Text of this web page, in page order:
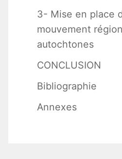
3- Mise en place
mouvement
autochtones
CONCLUSION
Bibliographie
Annexes